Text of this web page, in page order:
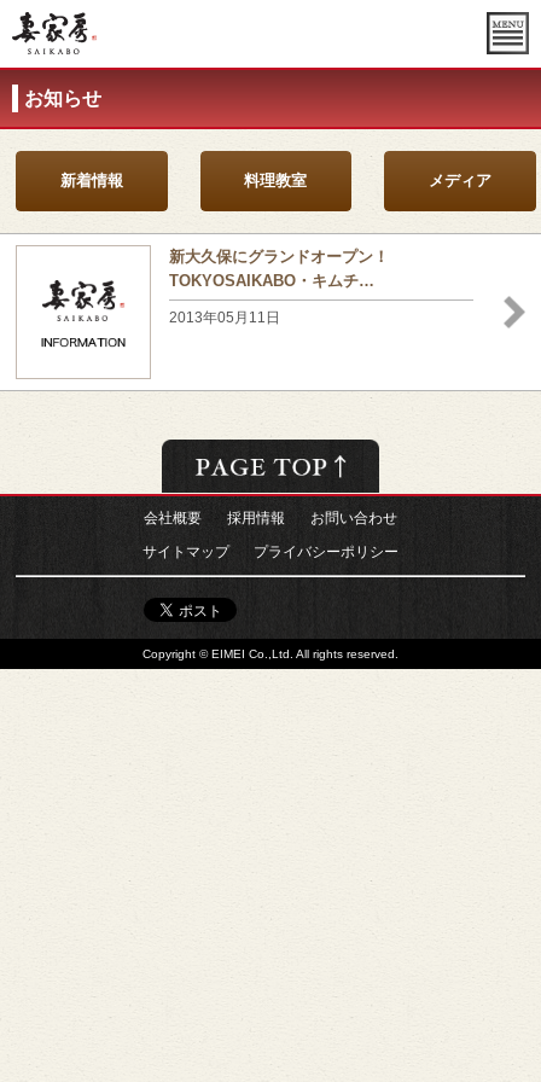
お知らせ
新着情報 料理教室 メディア
新大久保にグランドオープン！
TOKYOSAIKABO・キムチ…
2013年05月11日
会社概要 採用情報 お問い合わせ
サイトマップ プライバシーポリシー
Copyright © EIMEI Co.,Ltd. All rights reserved.